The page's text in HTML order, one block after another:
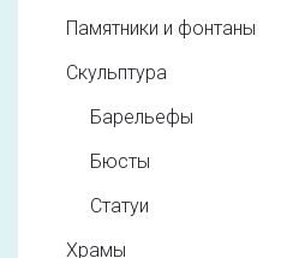
Памятники и фонтаны
Скульптура
Барельефы
Бюсты
Статуи
Храмы